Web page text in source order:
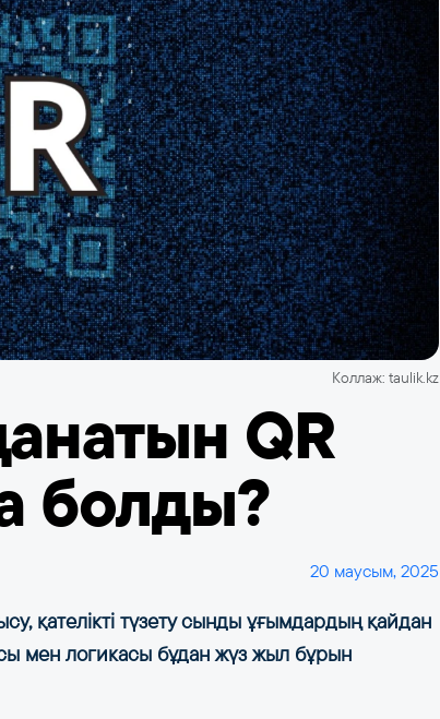
Коллаж: taulik.kz
QR
болды?
20 маусым, 2025
қателікті түзету сынды ұғымдардың қайдан
мен логикасы бұдан жүз жыл бұрын